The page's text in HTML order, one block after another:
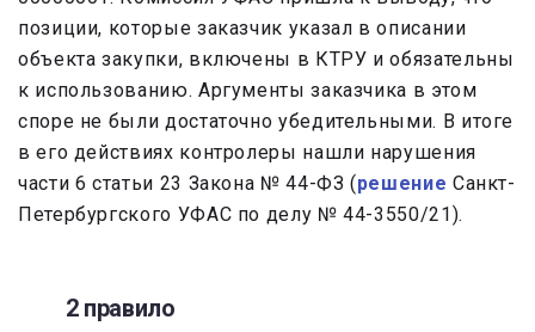
позиции, которые заказчик указал в описании
объекта закупки, включены в КТРУ и обязательны
к использованию. Аргументы заказчика в этом
споре не были достаточно убедительными. В итоге
в его действиях контролеры нашли нарушения
части 6 статьи 23 Закона № 44-ФЗ (решение Санкт-
Петербургского УФАС по делу № 44-3550/21).
2 правило